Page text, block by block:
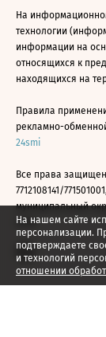
На нашем сайте
персонализации.
подтверждаете
и технологий
отношении
На
технологии
информации на
относящихся к
находящихся на
Правила
рекламно-
24smi
Все права
7712108141/
муниципальный
2026